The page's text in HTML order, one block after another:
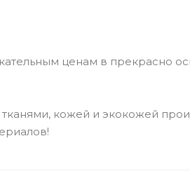
ценам в прекрасно
кожей и экокожей